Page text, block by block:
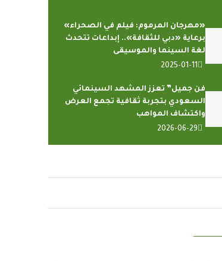
«مهرجان المرموم: فيلم في الصحراء»
برعاية «دبي للثقافة».. إبداعات تتحدث
لغة السينما والموسيقى
2025-01-11
فن جميل” تعزز المشهد السينمائي
السعودي بتجربة ثقافية تجمع العرض
واكتشاف المواهب
2026-06-29